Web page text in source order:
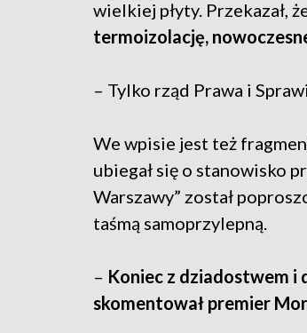
wielkiej płyty. Przekazał,
termoizolację,
– Tylko rząd Prawa i
We wpisie jest też
ubiegał się o stanowisko
Warszawy” został
taśmą samoprzylepną.
– Koniec z dziadostwem i
skomentował premier